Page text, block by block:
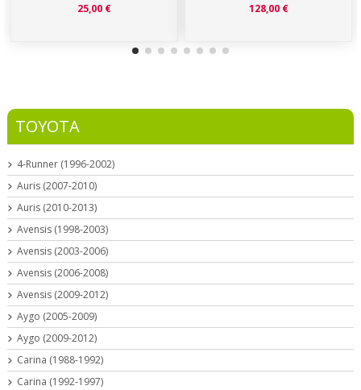
25,00 € 128,00 €
TOYOTA
4-Runner (1996-2002)
Auris (2007-2010)
Auris (2010-2013)
Avensis (1998-2003)
Avensis (2003-2006)
Avensis (2006-2008)
Avensis (2009-2012)
Aygo (2005-2009)
Aygo (2009-2012)
Carina (1988-1992)
Carina (1992-1997)